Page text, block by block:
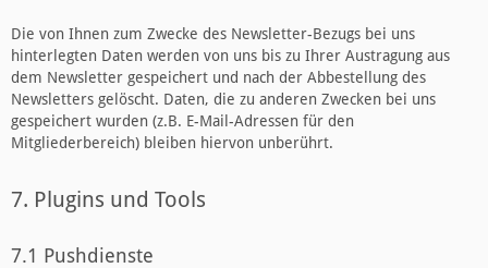
Die von Ihnen zum Zwecke des Newsletter-Bezugs bei uns
hinterlegten Daten werden von uns bis zu Ihrer Austragung aus
dem Newsletter gespeichert und nach der Abbestellung des
Newsletters gelöscht. Daten, die zu anderen Zwecken bei uns
gespeichert wurden (z.B. E-Mail-Adressen für den
Mitgliederbereich) bleiben hiervon unberührt.
7. Plugins und Tools
7.1 Pushdienste